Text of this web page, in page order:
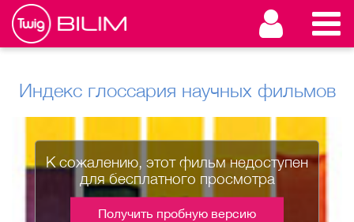
Индекс глоссария научных фильмов
К сожалению, этот фильм недоступен
для бесплатного просмотра
Получить пробную версию